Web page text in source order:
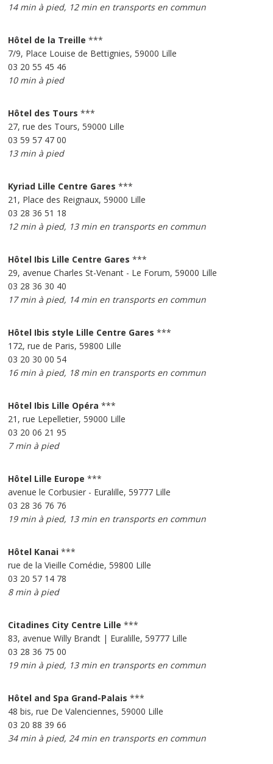
14 min à pied, 12 min en transports en commun
Hôtel de la Treille ***
7/9, Place Louise de Bettignies, 59000 Lille
03 20 55 45 46
10 min à pied
Hôtel des Tours ***
27, rue des Tours, 59000 Lille
03 59 57 47 00
13 min à pied
Kyriad Lille Centre Gares ***
21, Place des Reignaux, 59000 Lille
03 28 36 51 18
12 min à pied, 13 min en transports en commun
Hôtel Ibis Lille Centre Gares ***
29, avenue Charles St-Venant - Le Forum, 59000 Lille
03 28 36 30 40
17 min à pied, 14 min en transports en commun
Hôtel Ibis style Lille Centre Gares ***
172, rue de Paris, 59800 Lille
03 20 30 00 54
16 min à pied, 18 min en transports en commun
Hôtel Ibis Lille Opéra ***
21, rue Lepelletier, 59000 Lille
03 20 06 21 95
7 min à pied
Hôtel Lille Europe ***
avenue le Corbusier - Euralille, 59777 Lille
03 28 36 76 76
19 min à pied, 13 min en transports en commun
Hôtel Kanai ***
rue de la Vieille Comédie, 59800 Lille
03 20 57 14 78
8 min à pied
Citadines City Centre Lille ***
83, avenue Willy Brandt | Euralille, 59777 Lille
03 28 36 75 00
19 min à pied, 13 min en transports en commun
Hôtel and Spa Grand-Palais ***
48 bis, rue De Valenciennes, 59000 Lille
03 20 88 39 66
34 min à pied, 24 min en transports en commun